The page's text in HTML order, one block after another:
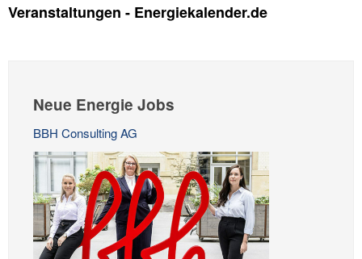
Veranstaltungen - Energiekalender.de
Neue Energie Jobs
BBH Consulting AG